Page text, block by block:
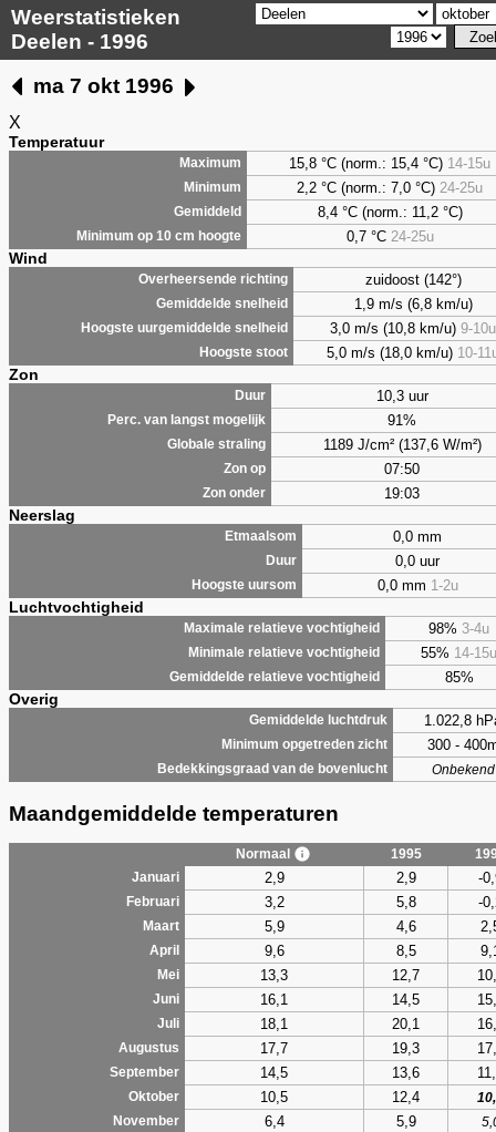
Weerstatistieken
Deelen - 1996
ma 7 okt 1996
X
Temperatuur
Maximum 15,8 °C (norm.: 15,4 °C) 14-15u
Minimum 2,2 °C (norm.: 7,0 °C) 24-25u
Gemiddeld 8,4°C (norm.: 11,2 °C)
Minimum op 10 cm hoogte 0,7°C 24-25u
Wind
Overheersende richting zuidoost (142°)
Gemiddelde snelheid 1,9 m/s (6,8 km/u)
Hoogste uurgemiddelde snelheid 3,0 m/s (10,8 km/u) 9-10u
Hoogste stoot 5,0 m/s (18,0 km/u) 10-
Zon
Duur 10,3 uur
Perc. van langst mogelijk 91%
Globale straling 1189 J/cm² (137,6 W/m²)
Zon op 07:50
Zon onder 19:03
Neerslag
Etmaalsom 0,0 mm
Duur 0,0 uur
Hoogste uursom 0,0 mm 1-2u
Luchtvochtigheid
Maximale relatieve vochtigheid 98% 3-4u
Minimale relatieve vochtigheid 55% 14-15u
Gemiddelde relatieve vochtigheid 85%
Overig
Gemiddelde luchtdruk 1.022,8
Minimum opgetreden zicht 300 -
Bedekkingsgraad van de bovenlucht Onbekend
Maandgemiddelde temperaturen
Normaal 1995
Januari
2,9 2,9 -
Februari 3,2 5,8 -
Maart 5,9 4,6
April 9,6 8,5
Mei 13,3 12,7
Juni 16,1 14,5
Juli 18,1 20,1
Augustus 17,7 19,3
September 14,5 13,6
Oktober 10,5 12,4
November
6,4 5,9